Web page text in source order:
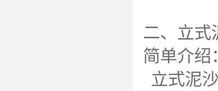
二、立式
简单介绍
立式泥